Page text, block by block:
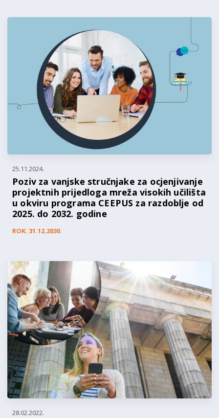
25.11.2024.
Poziv za vanjske stručnjake za ocjenjivanje
projektnih prijedloga mreža visokih učilišta
u okviru programa CEEPUS za razdoblje od
2025. do 2032. godine
ROK: 31.12.2030.
28.02.2022.